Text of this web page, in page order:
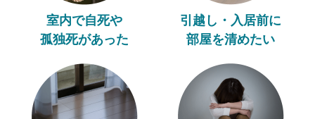
室内で自死や
孤独死があった
引越し・入居前に
部屋を清めたい